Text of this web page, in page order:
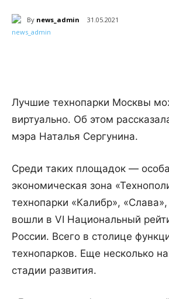
By news_admin 31.05.2021
Лучшие технопарки Москвы
виртуально. Об этом
мэра Наталья Сергунина.
Среди таких площадок —
экономическая зона
технопарки «Калибр»,
вошли в VI Национальный
России. Всего в столице
технопарков. Еще несколько
стадии развития.